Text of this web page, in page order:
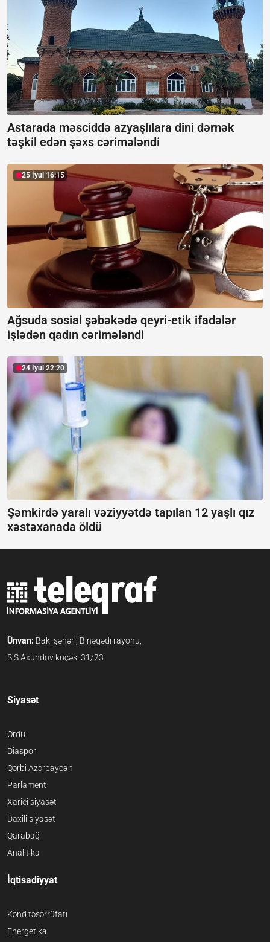
Astarada məsciddə azyaşlılara dini dərnək
təşkil edən şəxs cərimələndi
25 İyul 16:15
Ağsuda sosial şəbəkədə qeyri-etik ifadələr
işlədən qadın cərimələndi
24 İyul 22:20
Şəmkirdə yaralı vəziyyətdə tapılan 12 yaşlı qız
xəstəxanada öldü
Ünvan: Bakı şəhəri, Binəqədi rayonu,
S.S.Axundov küçəsi 31/23
Siyasət
Ordu
Diaspor
Qərbi Azərbaycan
Parlament
Xarici siyasət
Daxili siyasət
Qarabağ
Analitika
İqtisadiyyat
Kənd təsərrüfatı
Energetika